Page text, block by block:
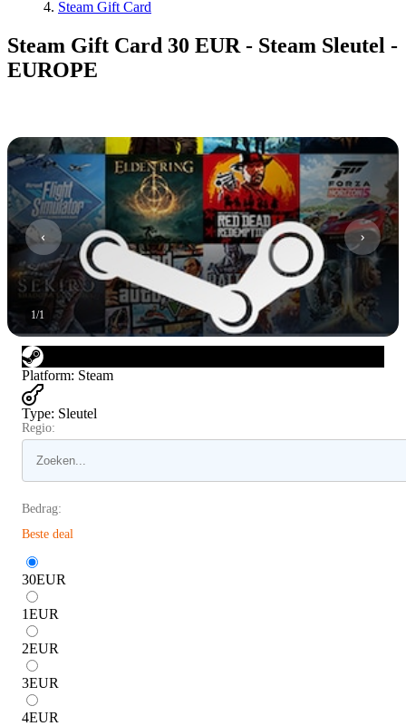
Steam Gift Card
Steam Gift Card 30 EUR - Steam Sleutel -
EUROPE
1/1
Platform: Steam
Type: Sleutel
Regio:
Bedrag:
Beste deal
30EUR
1EUR
2EUR
3EUR
4EUR